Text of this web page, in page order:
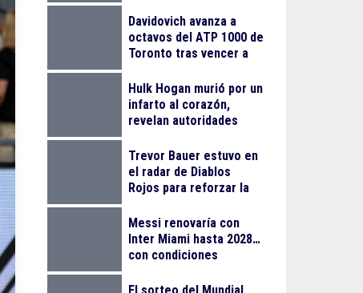
Davidovich avanza a
octavos del ATP 1000 de
Toronto tras vencer a
Hulk Hogan murió por un
infarto al corazón,
revelan autoridades
Trevor Bauer estuvo en
el radar de Diablos
Rojos para reforzar la
Messi renovaría con
Inter Miami hasta 2028…
con condiciones